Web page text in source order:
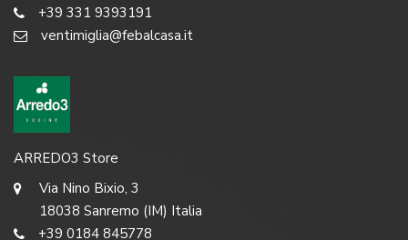
+39 331 9393191
ventimiglia@febalcasa.it
ARREDO3 Store
Via Nino Bixio, 3
18038 Sanremo (IM) Italia
+39 0184 845778